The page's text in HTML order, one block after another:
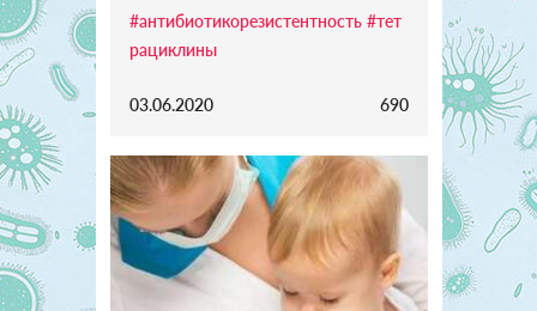
#антибиотикорезистентность #тет
рациклины
03.06.2020 690